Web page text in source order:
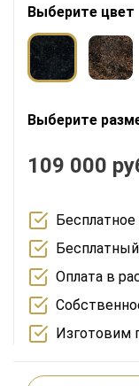
Выберите цвет
Выберите
109 000
Оплата в
Изготовим